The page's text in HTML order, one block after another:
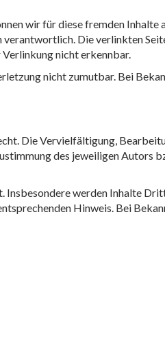
wir für diese fremden Inhalte
Die verlinkten
nicht erkennbar.
nicht zumutbar. Bei
Die Vervielfältigung,
des jeweiligen Autors
werden Inhalte
Hinweis. Bei